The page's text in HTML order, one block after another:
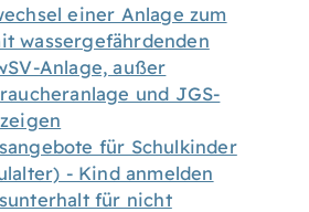
einer Anlage zum
wassergefährdenden
Anlage, außer
und JGS-
für Schulkinder
- Kind anmelden
für nicht